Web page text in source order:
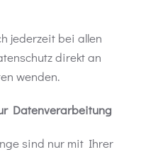
jederzeit bei allen
direkt an
wenden.
Datenverarbeitung
sind nur mit Ihrer